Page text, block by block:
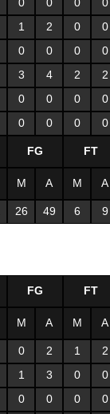
0 0 0
0
1 2 0
0
0 0 0
0
3 4 2
2
0 0 0
0
0 0 0 0
FG FT
M A M A
26 49 6 9
FG FT
M A M A
0 2 1
2
1 3 0
0
0 0 0
0